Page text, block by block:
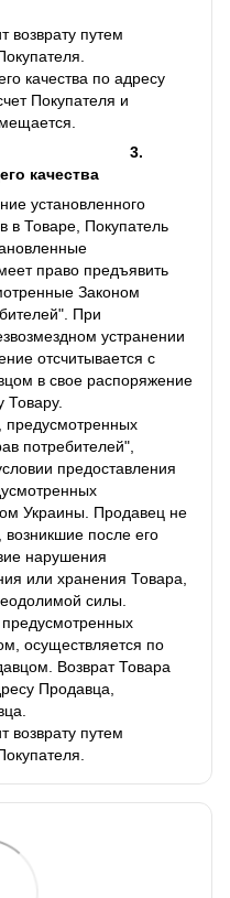
возврату путем
качества по адресу
Покупателя и
качества
установленного
в Товаре, Покупатель
право предъявить
Законом
При
устранении
отсчитывается с
в свое распоряжение
Товару.
предусмотренных
потребителей",
предоставления
Украины. Продавец не
возникшие после его
нарушения
или хранения Товара,
силы.
предусмотренных
осуществляется по
Возврат Товара
Продавца,
возврату путем